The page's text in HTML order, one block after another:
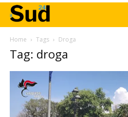
Home Tags Droga
Tag: droga